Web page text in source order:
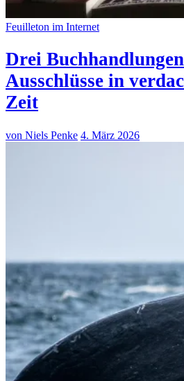
Feuilleton im Internet
Drei
Ausschlüsse in
Zeit
von Niels Penke 4. März 2026